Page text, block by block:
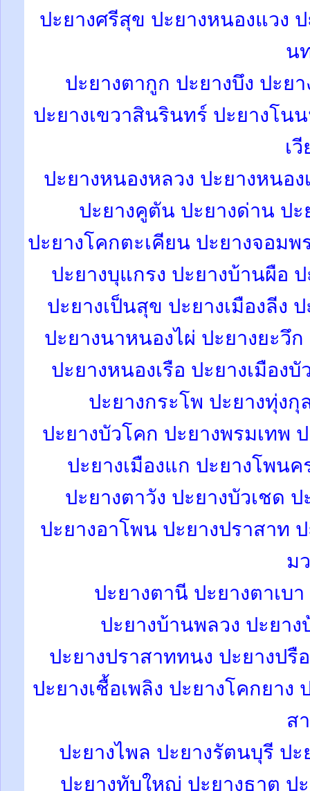
ปะยางศรีสุข ปะยางหนองแวง
น
ปะยางตากูก ปะยางบึง ปะย
ปะยางเขวาสินรินทร์ ปะยางโน
เวี
ปะยางหนองหลวง ปะยางหนอ
ปะยางคูตัน ปะยางด่าน ป
ปะยางโคกตะเคียน ปะยางจอมพ
ปะยางบุแกรง ปะยางบ้านผือ
ปะยางเป็นสุข ปะยางเมืองลีง
ปะยางนาหนองไผ่ ปะยางยะวึ
ปะยางหนองเรือ ปะยางเมือง
ปะยางกระโพ ปะยางทุ่ง
ปะยางบัวโคก ปะยางพรมเทพ
ปะยางเมืองแก ปะยางโพนค
ปะยางตาวัง ปะยางบัวเชด
ปะยางอาโพน ปะยางปราสาท
ม
ปะยางตานี ปะยางตาเบ
ปะยางบ้านพลวง ปะยา
ปะยางปราสาททนง ปะยางป
ปะยางเชื้อเพลิง ปะยางโคกยา
ส
ปะยางไพล ปะยางรัตนบุรี ปะ
ปะยางทับใหญ่ ปะยางธาตุ ป